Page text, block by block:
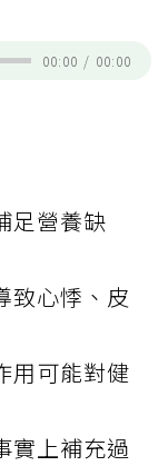
00:00 / 00:00
足營養缺
致心悸、皮
用可能對健
實上補充過